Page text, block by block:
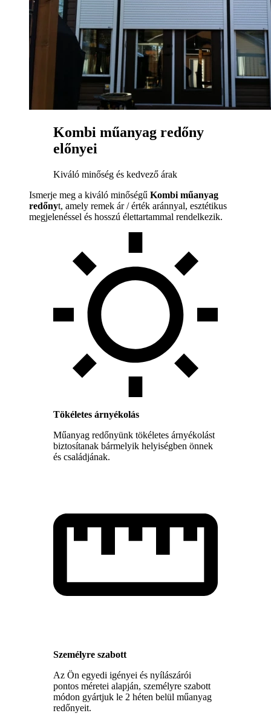
Kombi műanyag redőny
előnyei
Kiváló minőség és kedvező árak
Ismerje meg a kiváló minőségű Kombi műanyag
redőnyt, amely remek ár / érték aránnyal, esztétikus
megjelenéssel és hosszú élettartammal rendelkezik.
Tökéletes árnyékolás
Műanyag redőnyünk tökéletes árnyékolást
biztosítanak bármelyik helyiségben önnek
és családjának.
Személyre szabott
Az Ön egyedi igényei és nyílászárói
pontos méretei alapján, személyre szabott
módon gyártjuk le 2 héten belül műanyag
redőnyeit.